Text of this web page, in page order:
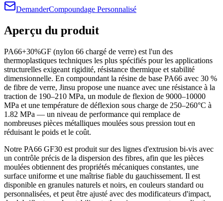
DemanderCompoundage Personnalisé
Aperçu du produit
PA66+30%GF (nylon 66 chargé de verre) est l'un des
thermoplastiques techniques les plus spécifiés pour les applications
structurelles exigeant rigidité, résistance thermique et stabilité
dimensionnelle. En compoundant la résine de base PA66 avec 30 %
de fibre de verre, Jinsu propose une nuance avec une résistance à la
traction de 190–210 MPa, un module de flexion de 9000–10000
MPa et une température de déflexion sous charge de 250–260°C à
1.82 MPa — un niveau de performance qui remplace de
nombreuses pièces métalliques moulées sous pression tout en
réduisant le poids et le coût.
Notre PA66 GF30 est produit sur des lignes d'extrusion bi-vis avec
un contrôle précis de la dispersion des fibres, afin que les pièces
moulées obtiennent des propriétés mécaniques constantes, une
surface uniforme et une maîtrise fiable du gauchissement. Il est
disponible en granules naturels et noirs, en couleurs standard ou
personnalisées, et peut être ajusté avec des modificateurs d'impact,